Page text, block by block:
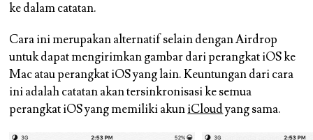
ke dalam catatan.
Cara ini merupakan alternatif selain dengan Airdrop
untuk dapat mengirimkan gambar dari perangkat iOS ke
Mac atau perangkat iOS yang lain. Keuntungan dari cara
ini adalah catatan akan tersinkronisasi ke semua
perangkat iOS yang memiliki akuniCloudyang sama.